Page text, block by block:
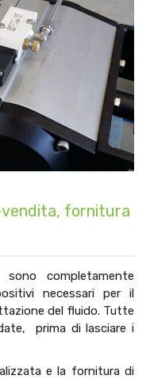
fornitura
completamente
necessari per il
del fluido. Tutte
prima di lasciare i
e la fornitura di